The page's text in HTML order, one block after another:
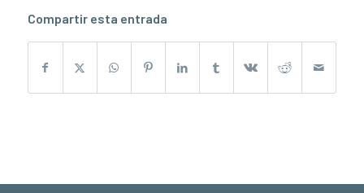
Compartir esta entrada